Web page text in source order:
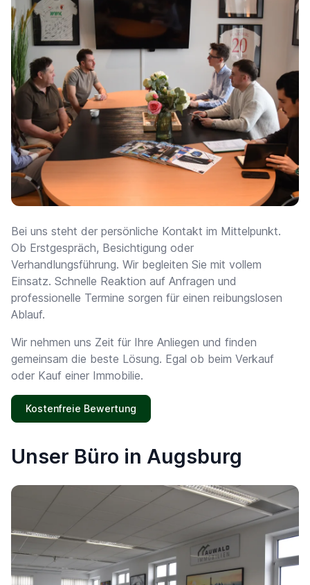
Bei uns steht der persönliche Kontakt im Mittelpunkt.
Ob Erstgespräch, Besichtigung oder
Verhandlungsführung. Wir begleiten Sie mit vollem
Einsatz. Schnelle Reaktion auf Anfragen und
professionelle Termine sorgen für einen reibungslosen
Ablauf.
Wir nehmen uns Zeit für Ihre Anliegen und finden
gemeinsam die beste Lösung. Egal ob beim Verkauf
oder Kauf einer Immobilie.
Kostenfreie Bewertung
Unser Büro in Augsburg